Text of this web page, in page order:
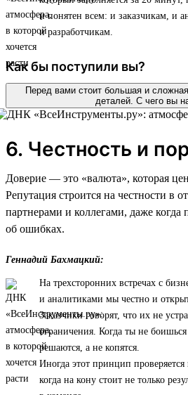
и понятен всем: и заказчикам, и
и разработчикам.
Как бы поступили вы?
Перед вами стоит большая и
деталей. С чего вы
6. Честность и
Доверие — это «валюта», которая
Репутация строится на честности в
партнерами и коллегами, даже когда
об ошибках.
Геннадий Бахмацкий:
На трехсторонних встречах с
и аналитиками мы честно и
Заказчики говорят, что их не
ограничения. Когда ты не
решаются, а не копятся.
Иногда этот принцип проверяется
когда на кону стоит не только